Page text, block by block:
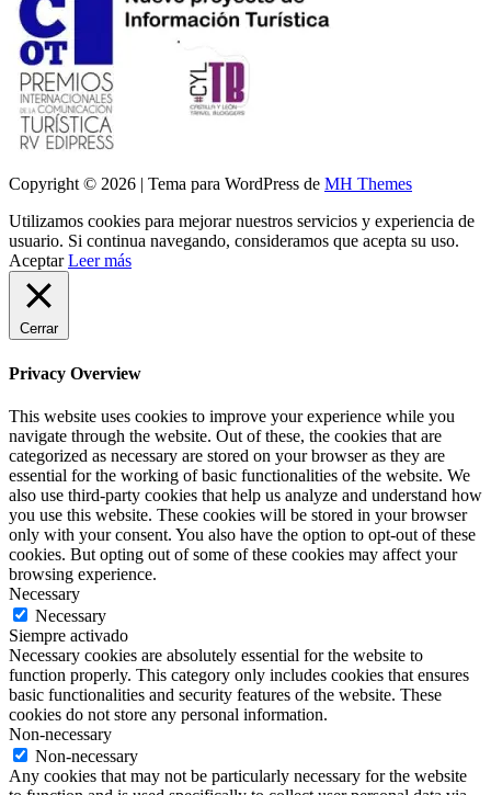
Copyright © 2026 | Tema para WordPress de MH Themes
Utilizamos cookies para mejorar nuestros servicios y experiencia de
usuario. Si continua navegando, consideramos que acepta su uso.
Aceptar Leer más
Cerrar
Privacy Overview
This website uses cookies to improve your experience while you
navigate through the website. Out of these, the cookies that are
categorized as necessary are stored on your browser as they are
essential for the working of basic functionalities of the website. We
also use third-party cookies that help us analyze and understand how
you use this website. These cookies will be stored in your browser
only with your consent. You also have the option to opt-out of these
cookies. But opting out of some of these cookies may affect your
browsing experience.
Necessary
Necessary
Siempre activado
Necessary cookies are absolutely essential for the website to
function properly. This category only includes cookies that ensures
basic functionalities and security features of the website. These
cookies do not store any personal information.
Non-necessary
Non-necessary
Any cookies that may not be particularly necessary for the website